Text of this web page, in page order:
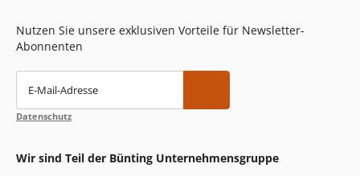
Nutzen Sie unsere exklusiven Vorteile für Newsletter-
Abonnenten
E-Mail-Adresse
Datenschutz
Wir sind Teil der Bünting Unternehmensgruppe